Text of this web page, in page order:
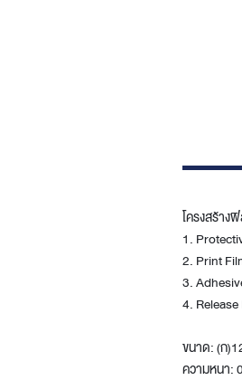
โครงสร้าง
1.
2. Print
3.
4.
ขนาด: (ก
ความหนา: